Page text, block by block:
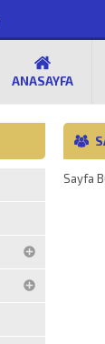
ANASAYFA
Sayfa